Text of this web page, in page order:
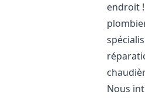
endroit
Nous